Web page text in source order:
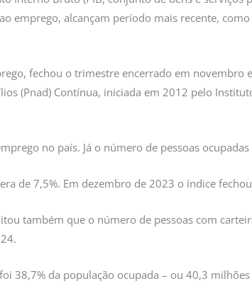
emprego, alcançam período mais recente,
fechou o trimestre encerrado em novembro
(Pnad) Contínua, iniciada em 2012 pelo
no país. Já o número de pessoas
de 7,5%. Em dezembro de 2023 o índice
também que o número de pessoas com
38,7% da população ocupada – ou 40,3